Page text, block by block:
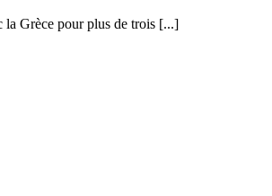
Grèce pour plus de trois [...]